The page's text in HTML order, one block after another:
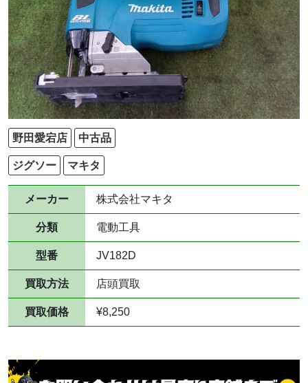
野田愛宕店 中古品
ジグソー マキタ
メーカー 株式会社マキタ
分類 電動工具
型番 JV182D
買取方法 店頭買取
買取価格 ¥8,250